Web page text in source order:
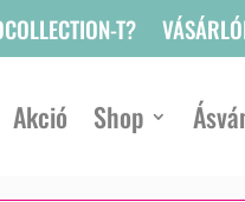
T?
Akció Shop